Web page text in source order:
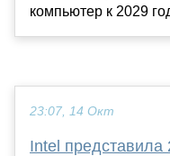
компьютер к 2029
23:07, 14 Окт
Intel